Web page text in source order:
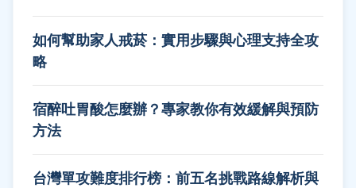
如何幫助家人戒菸：實用步驟與心理支持全攻
略
宿醉吐胃酸怎麼辦？專家教你有效緩解與預防
方法
台灣單攻難度排行榜：前五名挑戰路線解析與